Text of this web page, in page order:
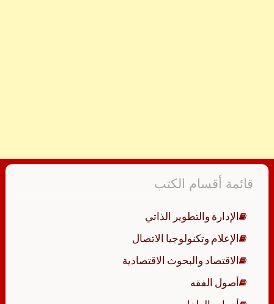
قائمة أقسام الكتب
الإدارة والتطوير الذاتي
الإعلام وتكنولوجيا الاتصال
الاقتصاد والبحوث الاقتصادية
أصول الفقه